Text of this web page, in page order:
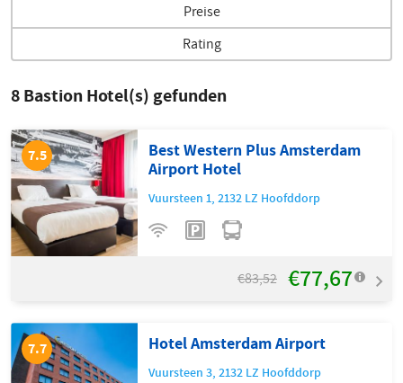
Preise
Rating
8Bastion Hotel(s) gefunden
7.7 Hotel Amsterdam Airport
Vuursteen 3,2132 LZ Hoofddorp
7.5
Best Western Plus Amsterdam
Airport Hotel
Vuursteen 1,2132 LZ Hoofddorp
€83,52 €77,67